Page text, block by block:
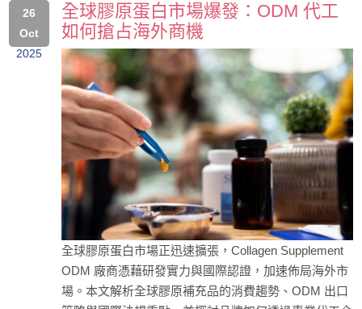
2025
26
Oct
全球膠原蛋白市場爆發：ODM 代工
如何搶占海外商機
全球膠原蛋白市場正迅速擴張，Collagen Supplement
ODM 廠商憑藉研發實力與國際認證，加速佈局海外市
場。本文解析全球膠原補充品的消費趨勢、ODM 出口